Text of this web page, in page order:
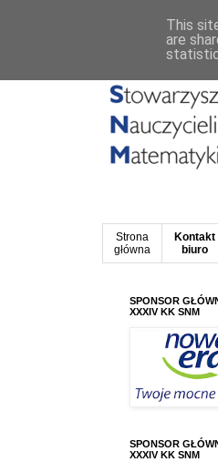
Strona
główna
Kontakt
biuro
SPONSOR
XXXIV KK SNM
SPONSOR
XXXIV KK SNM
This
are